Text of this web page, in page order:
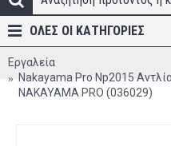
ΟΛΕΣ ΟΙ ΚΑΤΗΓΟΡΊΕΣ
Εργαλεία
Nakayama Pro Np2015
NAKAYAMA PRO (036029)